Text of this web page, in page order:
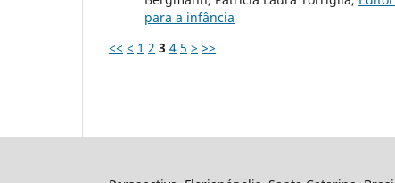
para a infância
<< < 1 2 3 4 5 > >>